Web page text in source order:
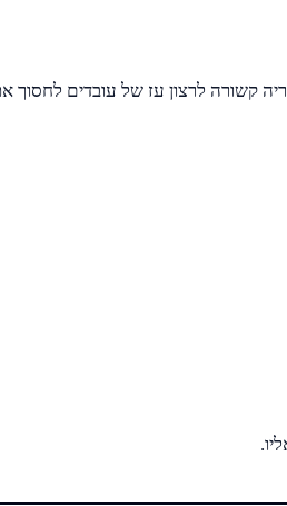
קשורה לרצון עז של עובדים לחסוך